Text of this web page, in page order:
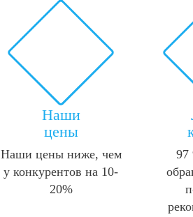
Наши
цены
Наши цены ниже, чем
у конкурентов на 10-
20%
97